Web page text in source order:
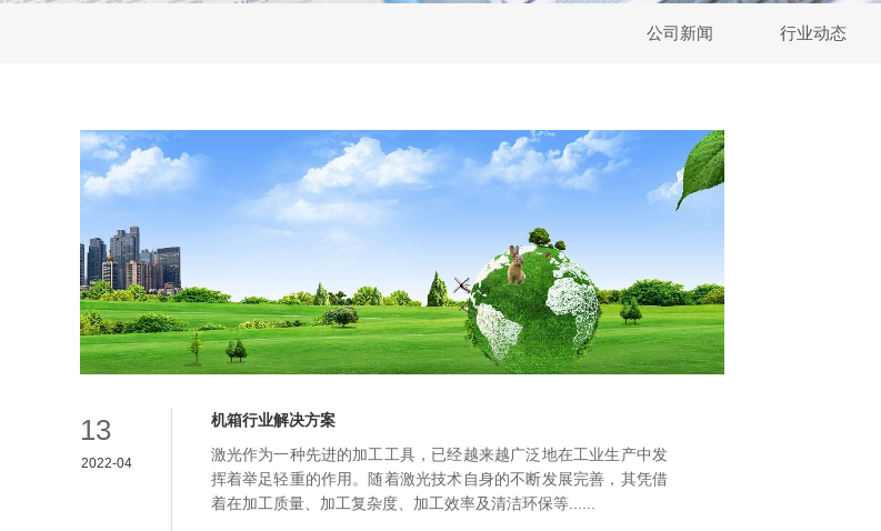
公司新闻 行业动态
13
2022-04
机箱行业解决方案
激光作为一种先进的加工工具，已经越来越广泛地在工业生产中发
挥着举足轻重的作用。随着激光技术自身的不断发展完善，其凭借
着在加工质量、加工复杂度、加工效率及清洁环保等......